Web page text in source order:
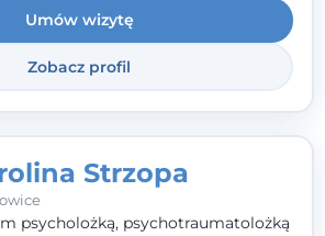
Towarzystwa Terapii
Umów wizytę
Zobacz profil
Strzopa
psycholożką, psychotraumatolożką